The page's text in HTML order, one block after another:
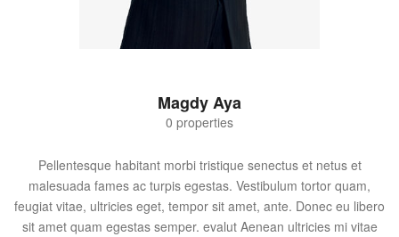
Magdy Aya
0 properties
Pellentesque habitant morbi tristique senectus et netus et
malesuada fames ac turpis egestas. Vestibulum tortor quam,
feugiat vitae, ultricies eget, tempor sit amet, ante. Donec eu libero
sit amet quam egestas semper. evalut Aenean ultricies mi vitae